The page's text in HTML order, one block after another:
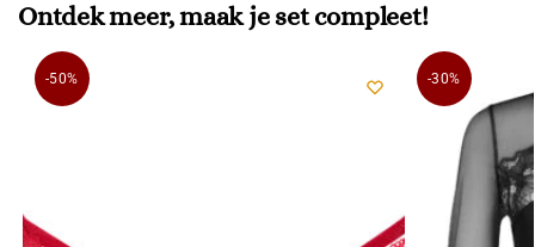
Ontdek meer, maak je set compleet!
-50% -30%